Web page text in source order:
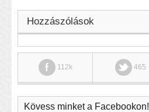
Hozzászólások
112k 465
Kövess minket a Facebookon!